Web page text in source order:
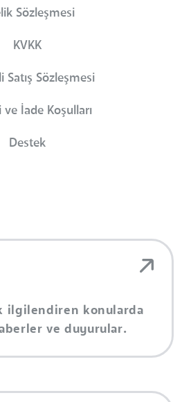
Sözleşmesi
KVKK
Satış Sözleşmesi
ve İade Koşulları
Destek
ilgilendiren konularda
ve duyurular.